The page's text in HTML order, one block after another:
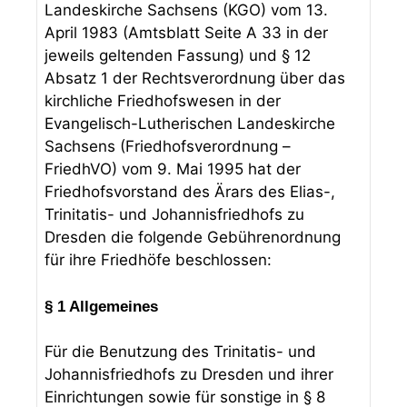
Landeskirche Sachsens (KGO) vom 13.
April 1983 (Amtsblatt Seite A 33 in der
jeweils geltenden Fassung) und § 12
Absatz 1 der Rechtsverordnung über das
kirchliche Friedhofswesen in der
Evangelisch-Lutherischen Landeskirche
Sachsens (Friedhofsverordnung –
FriedhVO) vom 9. Mai 1995 hat der
Friedhofsvorstand des Ärars des Elias-,
Trinitatis- und Johannisfriedhofs zu
Dresden die folgende Gebührenordnung
für ihre Friedhöfe beschlossen:
§ 1 Allgemeines
Für die Benutzung des Trinitatis- und
Johannisfriedhofs zu Dresden und ihrer
Einrichtungen sowie für sonstige in § 8